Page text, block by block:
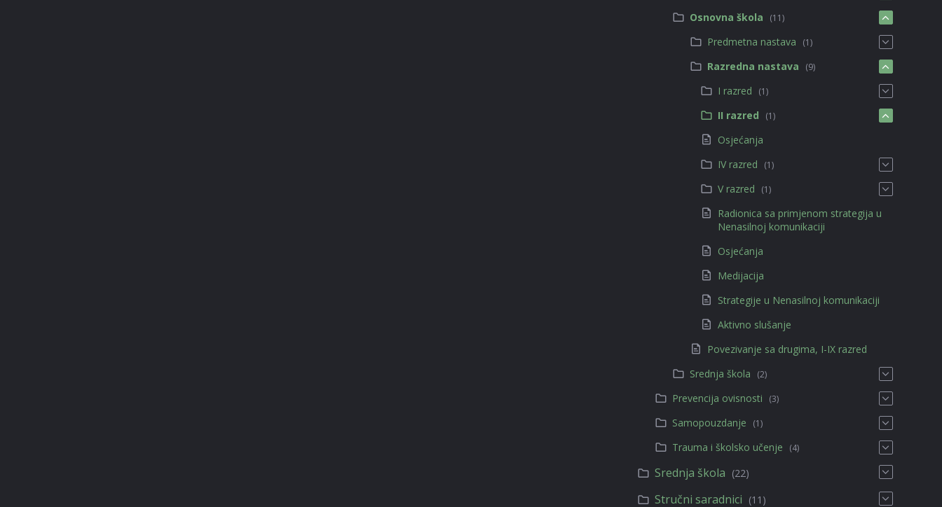
Osnovna škola (11)
Predmetna nastava (1)
Razredna nastava (9)
I razred (1)
II razred (1)
Osjećanja
IV razred
(1)
V razred (1)
Radionica sa primjenom strategija u
Nenasilnoj komunikaciji
Osjećanja
Medijacija
Strategije u Nenasilnoj komunikaciji
Aktivno slušanje
Povezivanje sa drugima, I-IX razred
Srednja škola
(2)
Prevencija ovisnosti (3)
Samopouzdanje (1)
Trauma i školsko učenje (4)
Srednja škola (22)
Stručni saradnici (11)